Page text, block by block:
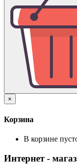
×
Корзина
В корзине
Интернет -